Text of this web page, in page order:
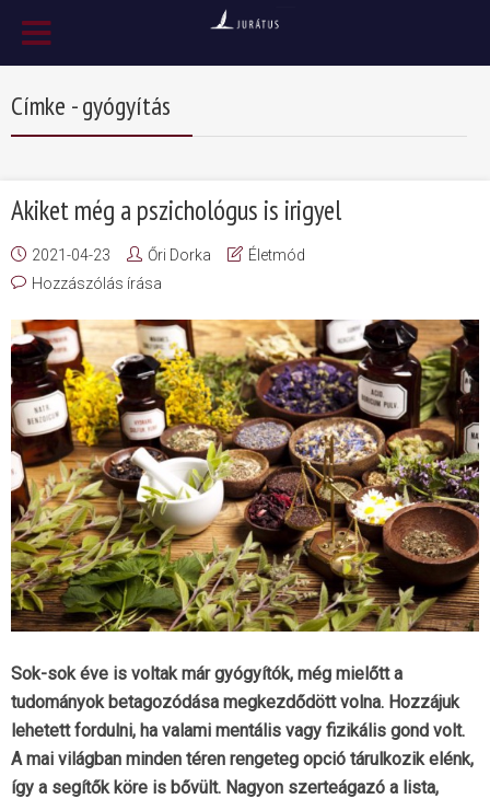
Címke - gyógyítás
Akiket még a pszichológus is irigyel
2021-04-23 Őri Dorka
Életmód
Hozzászólás írása
Sok-sok éve is voltak már gyógyítók, még mielőtt a
tudományok betagozódása megkezdődött volna. Hozzájuk
lehetett fordulni, ha valami mentális vagy fizikális gond volt.
A mai világban minden téren rengeteg opció tárulkozik elénk,
így a segítők köre is bővült. Nagyon szerteágazó a lista,